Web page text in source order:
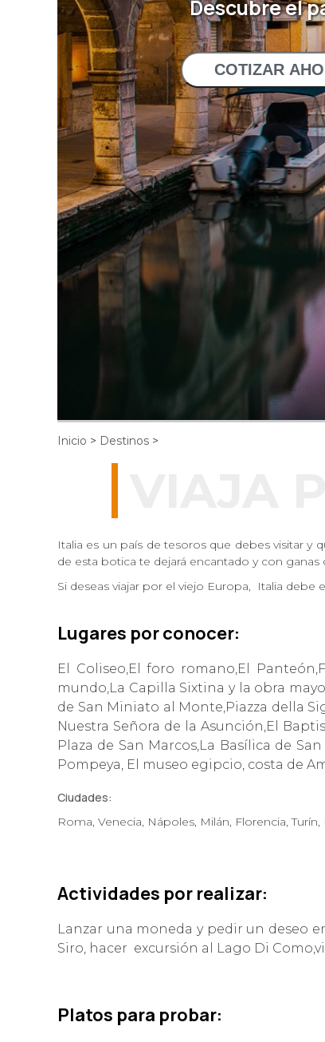
Descubre el
COTIZAR
Inicio > Destinos >
VIAJA
Italia es un país de tesoros que debes visitar y
de esta botica te dejará encantado y con
Si deseas viajar por el viejo Europa, Italia debe
Lugares por conocer:
El Coliseo,El foro romano,El
mundo,La Capilla Sixtina y la obra
de San Miniato al Monte,Piazza della
Nuestra Señora de la Asunción,El
Plaza de San Marcos,La Basílica de
Pompeya, El museo egipcio, costa de
Ciudades:
Roma, Venecia, Nápoles, Milán, Florencia,
Actividades por realizar:
Lanzar una moneda y pedir un deseo
Siro, hacer excursión al Lago Di
Platos para probar: